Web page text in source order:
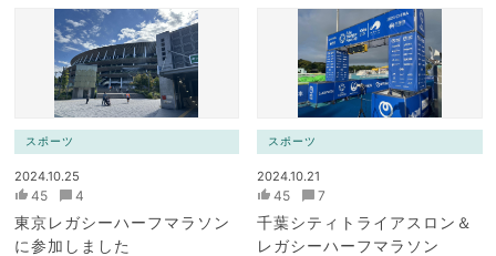
スポーツ
2024.10.25
45 4
東京レガシーハーフマラソン
に参加しました
スポーツ
2024.10.21
45 7
千葉シティトライアスロン＆
レガシーハーフマラソン